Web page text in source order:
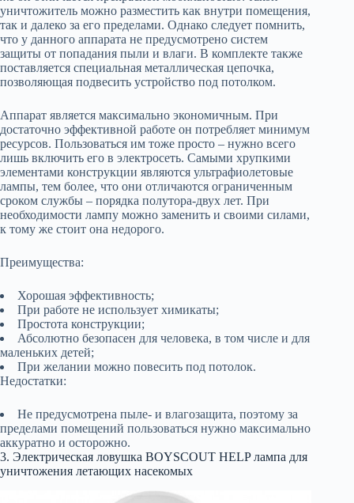
уничтожитель можно разместить как внутри помещения,
так и далеко за его пределами. Однако следует помнить,
что у данного аппарата не предусмотрено систем
защиты от попадания пыли и влаги. В комплекте также
поставляется специальная металлическая цепочка,
позволяющая подвесить устройство под потолком.
Аппарат является максимально экономичным. При
достаточно эффективной работе он потребляет минимум
ресурсов. Пользоваться им тоже просто – нужно всего
лишь включить его в электросеть. Самыми хрупкими
элементами конструкции являются ультрафиолетовые
лампы, тем более, что они отличаются ограниченным
сроком службы – порядка полутора-двух лет. При
необходимости лампу можно заменить и своими силами,
к тому же стоит она недорого.
Преимущества:
Хорошая эффективность;
При работе не использует химикаты;
Простота конструкции;
Абсолютно безопасен для человека, в том числе и для
маленьких детей;
При желании можно повесить под потолок.
Недостатки:
Не предусмотрена пыле- и влагозащита, поэтому за
пределами помещений пользоваться нужно максимально
аккуратно и осторожно.
3. Электрическая ловушка BOYSCOUT HELP лампа для
уничтожения летающих насекомых